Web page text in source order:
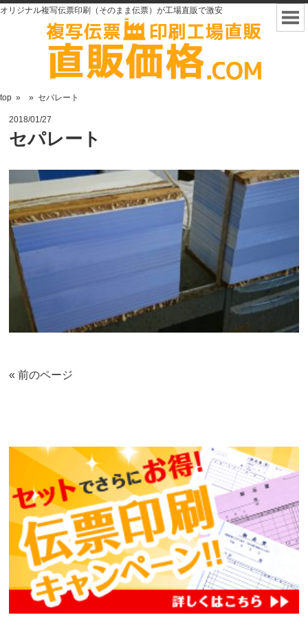
オリジナル複写伝票印刷（そのまま伝票）が工場直販で激安
top » » セパレート
2018/01/27
セパレート
« 前のページ